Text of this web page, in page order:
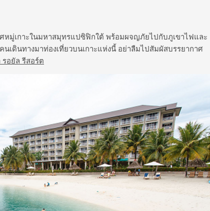
หมู่เกาะในมหาสมุทรแปซิฟิกใต้ พร้อมผจญภัยไปกับภูเขาไฟและ
เดินทางมาท่องเที่ยวบนเกาะแห่งนี้ อย่าลืมไปสัมผัสบรรยากาศ
รอยัล รีสอร์ต